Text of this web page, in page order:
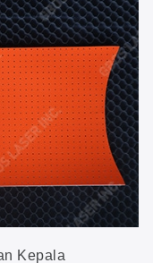
Kepala